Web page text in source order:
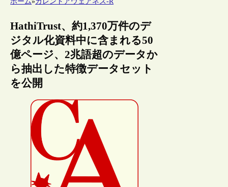
HathiTrust、約1,370万件のデ
ジタル化資料中に含まれる50
億ページ、2兆語超のデータか
ら抽出した特徴データセット
を公開